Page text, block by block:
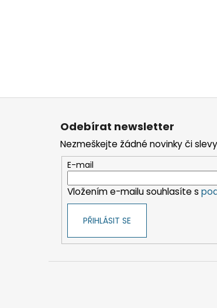
Z
Odebírat newsletter
Nezmeškejte žádné novinky či
E-mail
Vložením e-mailu souhlasíte s
PŘIHLÁSIT SE